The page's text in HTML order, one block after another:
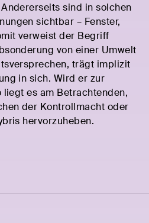
sind in solchen
sichtbar – Fenster,
verweist der Begriff
von einer Umwelt
trägt implizit
in sich. Wird er zur
liegt es am Betrachtenden,
der Kontrollmacht oder
hervorzuheben.